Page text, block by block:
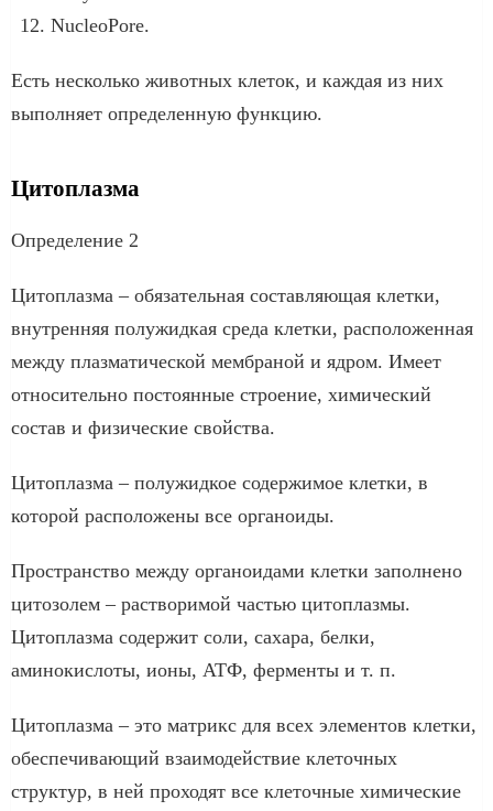
NucleoPore.
Есть несколько животных клеток, и каждая из них
выполняет определенную функцию.
Цитоплазма
Определение 2
Цитоплазма – обязательная составляющая клетки,
внутренняя полужидкая среда клетки, расположенная
между плазматической мембраной и ядром. Имеет
относительно постоянные строение, химический
состав и физические свойства.
Цитоплазма – полужидкое содержимое клетки, в
которой расположены все органоиды.
Пространство между органоидами клетки заполнено
цитозолем – растворимой частью цитоплазмы.
Цитоплазма содержит соли, сахара, белки,
аминокислоты, ионы, АТФ, ферменты и т. п.
Цитоплазма – это матрикс для всех элементов клетки,
обеспечивающий взаимодействие клеточных
структур, в ней проходят все клеточные химические